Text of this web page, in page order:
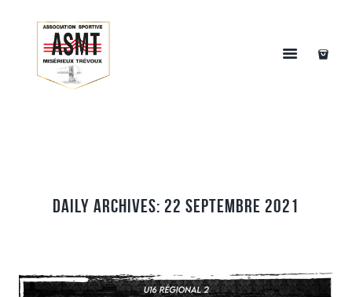
Daily Archives: 22 septembre 2021